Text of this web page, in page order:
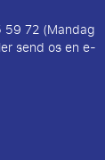
59 72 (Mandag
send os en e-